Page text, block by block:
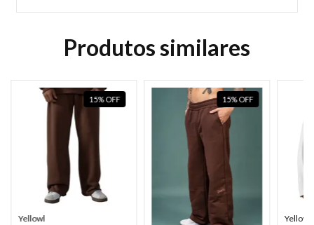
Produtos similares
15%OFF
Yellowl
15%OFF
Yellowl